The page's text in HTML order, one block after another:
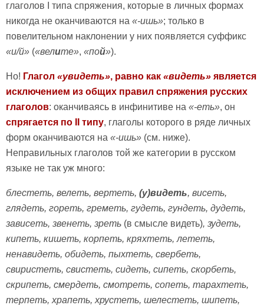
глаголов I типа спряжения, которые в личных формах
никогда не оканчиваются на «-ишь»; только в
повелительном наклонении у них появляется суффикс
«и/й» («велите», «пой»).
Но! Глагол «увидеть», равно как «видеть» является
исключением из общих правил спряжения русских
глаголов: оканчиваясь в инфинитиве на «-еть», он
спрягается по II типу, глаголы которого в ряде личных
форм оканчиваются на «-ишь» (см. ниже).
Неправильных глаголов той же категории в русском
языке не так уж много:
блестеть, велеть, вертеть, (у)видеть, висеть,
глядеть, гореть, греметь, гудеть, гундеть, дудеть,
зависеть, звенеть, зреть (в смысле видеть), зудеть,
кипеть, кишеть, корпеть, кряхтеть, лететь,
ненавидеть, обидеть, пыхтеть, свербеть,
свиристеть, свистеть, сидеть, сипеть, скорбеть,
скрипеть, смердеть, смотреть, сопеть, тарахтеть,
терпеть, храпеть, хрустеть, шелестеть, шипеть,